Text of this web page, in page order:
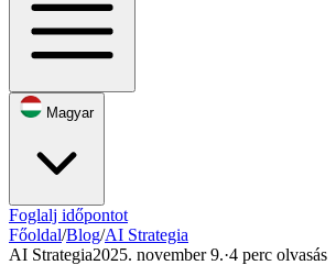
Magyar
Foglalj időpontot
Főoldal/Blog/AI Strategia
AI Strategia2025. november 9.·4 perc olvasás